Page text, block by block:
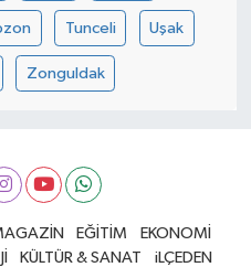
Tunceli Uşak
Zonguldak
EĞİTİM
EKONOMİ
KÜLTÜR & SANAT iLÇEDEN